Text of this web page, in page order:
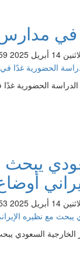
في
14 أبريل 2025 11:59 مساءً
الدراسة الحضورية
14 أبريل 2025 11:53 مساءً
السعودي